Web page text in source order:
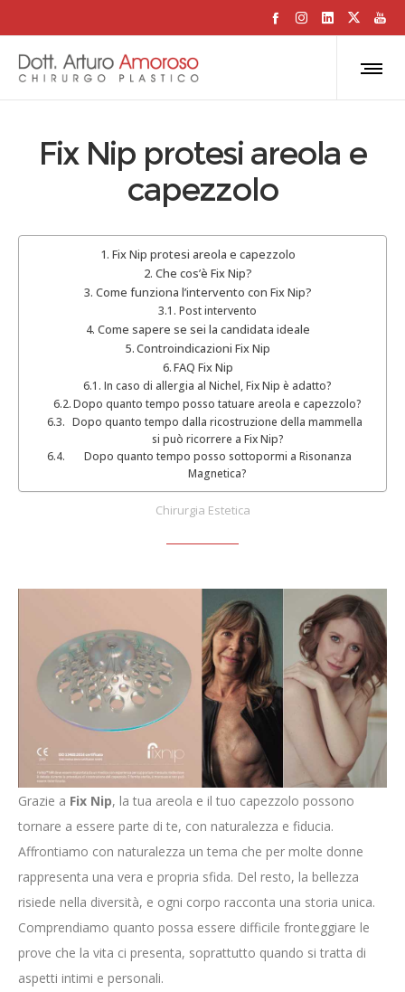
Fix Nip protesi areola e
capezzolo
Fix Nip protesi areola e capezzolo
Che cos’è Fix Nip?
Come funziona l’intervento con Fix Nip?
Post intervento
Come sapere se sei la candidata ideale
Controindicazioni Fix Nip
FAQ Fix Nip
In caso di allergia al Nichel, Fix Nip è adatto?
Dopo quanto tempo posso tatuare areola e capezzolo?
Dopo quanto tempo dalla ricostruzione della mammella
si può ricorrere a Fix Nip?
Dopo quanto tempo posso sottopormi a Risonanza
Magnetica?
Chirurgia Estetica
Grazie a Fix Nip, la tua areola e il tuo capezzolo possono
tornare a essere parte di te, con naturalezza e fiducia.
Affrontiamo con naturalezza un tema che per molte donne
rappresenta una vera e propria sfida. Del resto, la bellezza
risiede nella diversità, e ogni corpo racconta una storia unica.
Comprendiamo quanto possa essere difficile fronteggiare le
prove che la vita ci presenta, soprattutto quando si tratta di
aspetti intimi e personali.